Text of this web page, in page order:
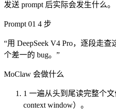
发送 prompt 后实际会发生什么。
Prompt 01 4 步
“用 DeepSeek V4 Pro，逐段走
个差一的 bug。”
MoClaw 会做什么
1 一遍从头到尾读完整个文
context window）。